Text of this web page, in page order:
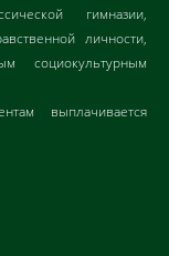
гимназии,
личности,
социокультурным
выплачивается